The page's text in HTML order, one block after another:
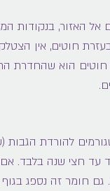
אל האזור, בנקודות
חוטים, אין
הוא שהחדרת
להורדת הגבות
עד חצי שנה בלבד.
גם חומר זה נספג